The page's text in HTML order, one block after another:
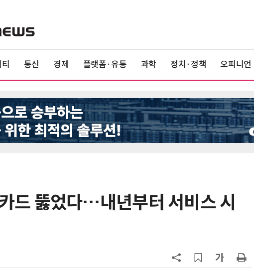
통신 경제 플랫폼·유통 과학 정치·정책 오피니언
드 뚫었다…내년부터 서비스 시
6
'게이밍위크' 삼성전자-LG전자 유럽
다…최종 낙찰자 선정